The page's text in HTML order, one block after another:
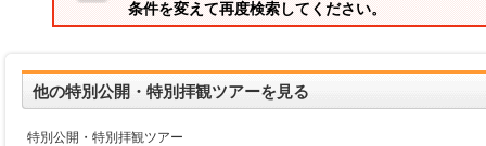
条件を変えて再度検索してください。
他の特別公開・特別拝観ツアーを見る
特別公開・特別拝観ツアー